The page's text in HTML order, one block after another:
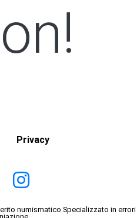
Privacy
numismatico Specializzato in errori